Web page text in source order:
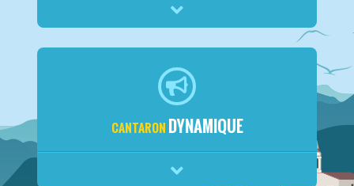
CANTARON DYNAMIQUE